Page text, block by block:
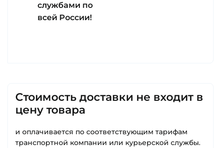
службами по
всей России!
Стоимость доставки не входит в
цену товара
и оплачивается по соответствующим тарифам
транспортной компании или курьерской службы.